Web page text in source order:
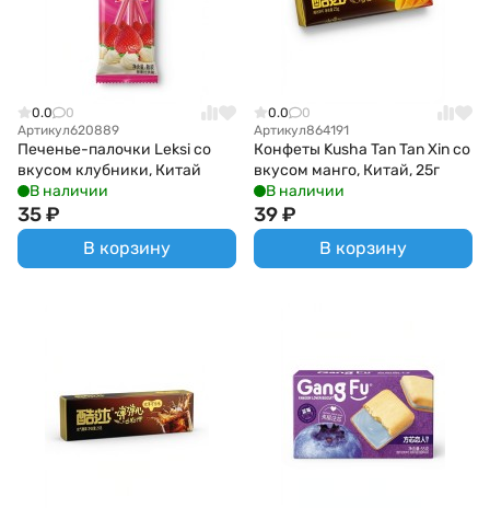
0.0
0
Артикул620889
Печенье-палочки Leksi со
вкусом клубники, Китай
В наличии
35₽
В корзину
0.0
0
Артикул864191
Конфеты Kusha Tan Tan Xin со
вкусом манго, Китай, 25г
В наличии
39₽
В корзину